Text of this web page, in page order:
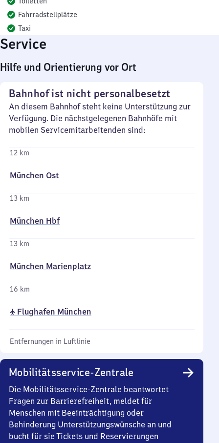
Fahrradstellplätze
Taxi
Service
Hilfe und Orientierung vor Ort
Bahnhof ist nicht personalbesetzt
An diesem Bahnhof steht keine Unterstützung zur
Verfügung. Die nächstgelegenen Bahnhöfe mit
mobilen Servicemitarbeitenden sind:
12 km
München Ost
13 km
München Hbf
13 km
München Marienplatz
16 km
✈ Flughafen München
Entfernungen in Luftlinie
Mobilitätsservice-Zentrale
Die Mobilitätsservice-Zentrale beantwortet
Fragen zur Barrierefreiheit, meldet für
Menschen mit Beeinträchtigung oder
Behinderung Unterstützungswünsche an und
bucht für sie Tickets und Reservierungen